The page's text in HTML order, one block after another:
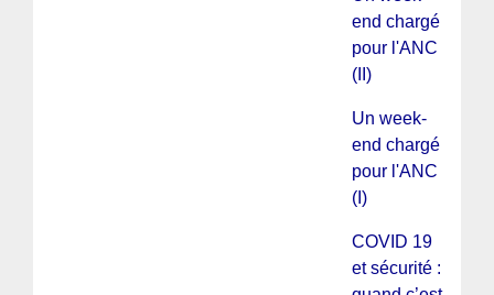
end chargé
pour l'ANC
(II)
Un week-
end chargé
pour l'ANC
(I)
COVID 19
et sécurité :